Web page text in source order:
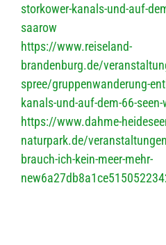
storkower-kanals-und-auf-
saarow
https://www.reiseland-
brandenburg.de/
spree/gruppenwanderung-
kanals-und-auf-dem-66-
https://www.dahme-
naturpark.de/
brauch-ich-kein-meer-mehr-